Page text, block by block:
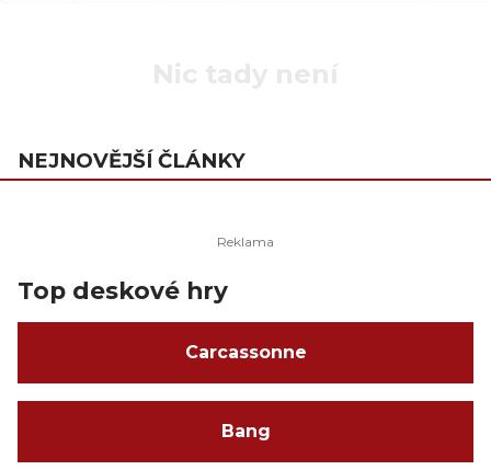
NEJNOVĚJŠÍ ČLÁNKY
Top deskové hry
Carcassonne
Bang